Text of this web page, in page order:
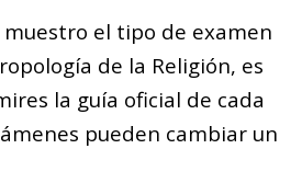
el tipo de examen
de la Religión, es
la guía oficial de cada
pueden cambiar un